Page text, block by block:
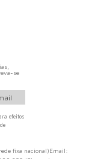
se
efeitos
fixa nacional)Email: